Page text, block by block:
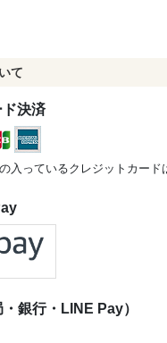
て
ド決済
入っているクレジットカード
銀行・LINE Pay）